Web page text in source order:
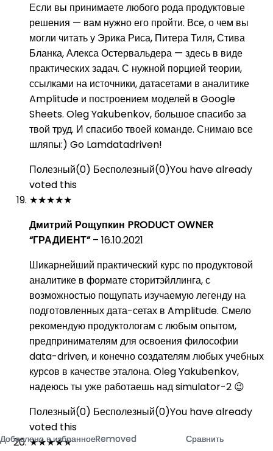
Если вы принимаете любого рода продуктовые
решения — вам нужно его пройти. Все, о чем вы
могли читать у Эрика Риса, Питера Тиля, Стива
Бланка, Алекса Остервальдера — здесь в виде
практических задач. С нужной порцией теории,
ссылками на источники, датасетами в аналитике
Amplitude и построением моделей в Google
Sheets. Oleg Yakubenkov, большое спасибо за
твой труд. И спасибо твоей команде. Снимаю все
шляпы:) Go Lamdatadriven!
Полезный(0) Бесполезный(0)You have already
voted this
★★★★★
Дмитрий Рощупкин PRODUCT OWNER
“ГРАДИЕНТ”– 16.10.2021
Шикарнейший практический курс по продуктовой
аналитике в формате сторитэйллинга, с
возможностью пощупать изучаемую легенду на
подготовленных дата-сетах в Amplitude. Смело
рекомендую продуктологам с любым опытом,
предпринимателям для освоения философии
data-driven, и конечно создателям любых учебных
курсов в качестве эталона. Oleg Yakubenkov,
надеюсь ты уже работаешь над simulator-2 😉
Полезный(0) Бесполезный(0)You have already
voted this
★★★★★
Добавлено в избранноеRemoved Сравнить
Добавлено в избранноеRemoved Сравнить
Добавлено в избранноеRemoved Сравнить